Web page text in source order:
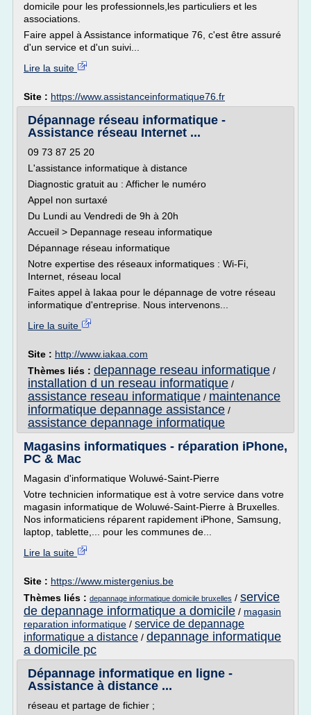
domicile pour les professionnels,les particuliers et les
associations.
Faire appel à Assistance informatique 76, c'est être assuré
d'un service et d'un suivi...
Lire la suite
Site : https://www.assistanceinformatique76.fr
Dépannage réseau informatique -
Assistance réseau Internet ...
09 73 87 25 20
L'assistance informatique à distance
Diagnostic gratuit au : Afficher le numéro
Appel non surtaxé
Du Lundi au Vendredi de 9h à 20h
Accueil > Depannage reseau informatique
Dépannage réseau informatique
Notre expertise des réseaux informatiques : Wi-Fi,
Internet, réseau local
Faites appel à Iakaa pour le dépannage de votre réseau
informatique d'entreprise. Nous intervenons...
Lire la suite
Site : http://www.iakaa.com
Thèmes liés : depannage reseau informatique /
installation d un reseau informatique /
assistance reseau informatique / maintenance
informatique depannage assistance /
assistance depannage informatique
Magasins informatiques - réparation iPhone,
PC & Mac
Magasin d'informatique Woluwé-Saint-Pierre
Votre technicien informatique est à votre service dans votre
magasin informatique de Woluwé-Saint-Pierre à Bruxelles.
Nos informaticiens réparent rapidement iPhone, Samsung,
laptop, tablette,... pour les communes de...
Lire la suite
Site : https://www.mistergenius.be
Thèmes liés : depannage informatique domicile bruxelles / service
de depannage informatique a domicile / magasin
reparation informatique / service de depannage
informatique a distance / depannage informatique
a domicile pc
Dépannage informatique en ligne -
Assistance à distance ...
réseau et partage de fichier ;